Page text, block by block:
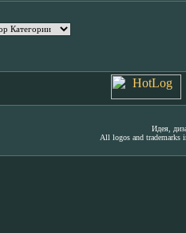
Идея,
All logos and trademarks